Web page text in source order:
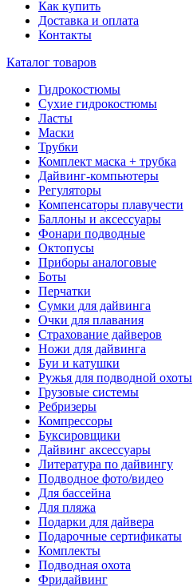
Как купить
Доставка и оплата
Контакты
Каталог товаров
Гидрокостюмы
Сухие гидрокостюмы
Ласты
Маски
Трубки
Комплект маска + трубка
Дайвинг-компьютеры
Регуляторы
Компенсаторы плавучести
Баллоны и аксессуары
Фонари подводные
Октопусы
Приборы аналоговые
Боты
Перчатки
Сумки для дайвинга
Очки для плавания
Страхование дайверов
Ножи для дайвинга
Буи и катушки
Ружья для подводной охоты
Грузовые системы
Ребризеры
Компрессоры
Буксировщики
Дайвинг аксессуары
Литература по дайвингу
Подводное фото/видео
Для бассейна
Для пляжа
Подарки для дайвера
Подарочные сертификаты
Комплекты
Подводная охота
Фридайвинг